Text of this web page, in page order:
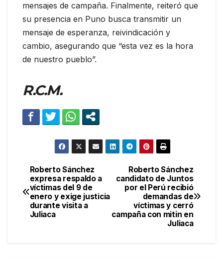
mensajes de campaña. Finalmente, reiteró que
su presencia en Puno busca transmitir un
mensaje de esperanza, reivindicación y
cambio, asegurando que “esta vez es la hora
de nuestro pueblo”.
R.C.M.
Navegación
de
entradas
Roberto Sánchez
candidato de Juntos
por el Perú recibió
demandas de
víctimas y cerró
campaña con mitin en
Juliaca
Roberto Sánchez
expresa respaldo a
víctimas del 9 de
enero y exige justicia
durante visita a
Juliaca